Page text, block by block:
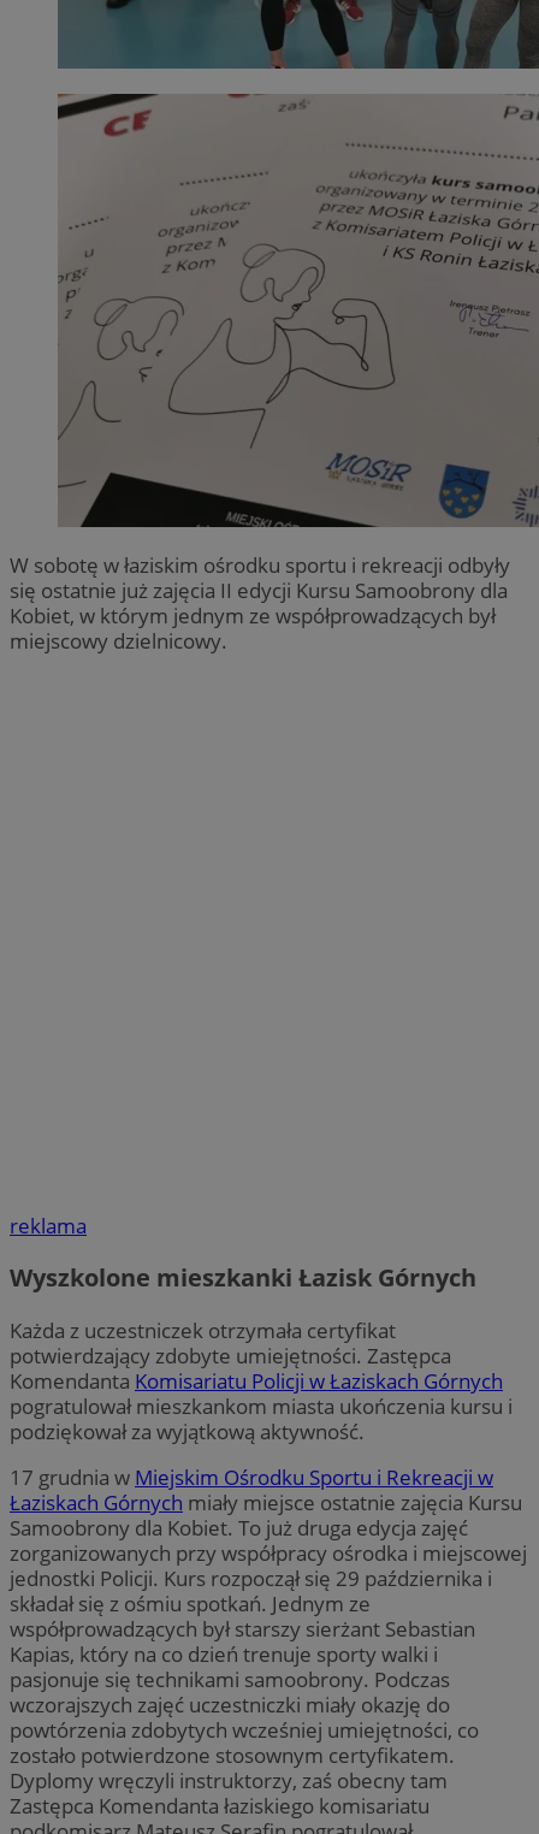
W sobotę w łaziskim ośrodku sportu i rekreacji odbyły
się ostatnie już zajęcia II edycji Kursu Samoobrony dla
Kobiet, w którym jednym ze współprowadzących był
miejscowy dzielnicowy.
reklama
Wyszkolone mieszkanki Łazisk Górnych
Każda z uczestniczek otrzymała certyfikat
potwierdzający zdobyte umiejętności. Zastępca
Komendanta Komisariatu Policji w Łaziskach Górnych
pogratulował mieszkankom miasta ukończenia kursu i
podziękował za wyjątkową aktywność.
17 grudnia w Miejskim Ośrodku Sportu i Rekreacji w
Łaziskach Górnych miały miejsce ostatnie zajęcia Kursu
Samoobrony dla Kobiet. To już druga edycja zajęć
zorganizowanych przy współpracy ośrodka i miejscowej
jednostki Policji. Kurs rozpoczął się 29 października i
składał się z ośmiu spotkań. Jednym ze
współprowadzących był starszy sierżant Sebastian
Kapias, który na co dzień trenuje sporty walki i
pasjonuje się technikami samoobrony. Podczas
wczorajszych zajęć uczestniczki miały okazję do
powtórzenia zdobytych wcześniej umiejętności, co
zostało potwierdzone stosownym certyfikatem.
Dyplomy wręczyli instruktorzy, zaś obecny tam
Zastępca Komendanta łaziskiego komisariatu